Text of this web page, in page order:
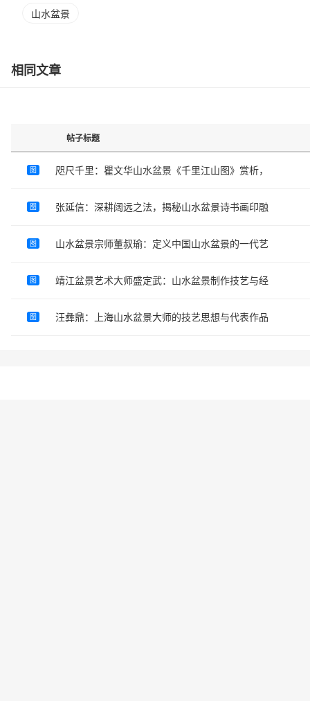
山水盆景
相同文章
帖子标题
图 咫尺千里：瞿文华山水盆景《千里江山图》赏析，
图 张延信：深耕阔远之法，揭秘山水盆景诗书画印融
图 山水盆景宗师董叔瑜：定义中国山水盆景的一代艺
图 靖江盆景艺术大师盛定武：山水盆景制作技艺与经
图 汪彝鼎：上海山水盆景大师的技艺思想与代表作品